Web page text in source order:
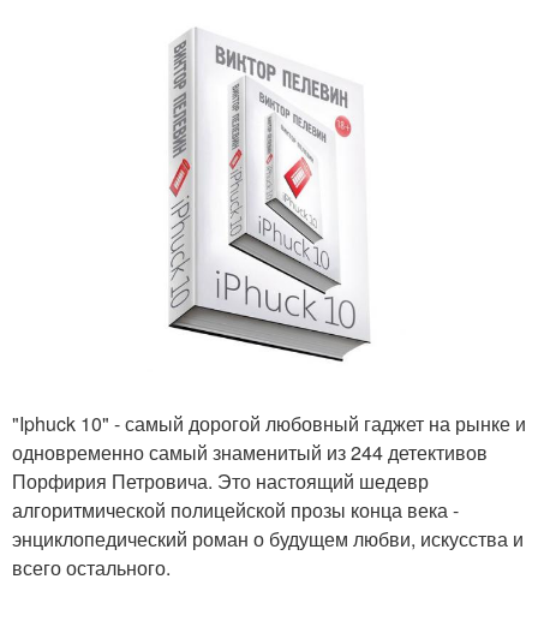
"Iphuck 10" - самый дорогой любовный гаджет на рынке и
одновременно самый знаменитый из 244 детективов
Порфирия Петровича. Это настоящий шедевр
алгоритмической полицейской прозы конца века -
энциклопедический роман о будущем любви, искусства и
всего остального.